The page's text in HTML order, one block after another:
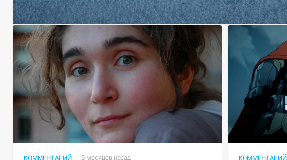
КОММЕНТАРИЙ КОММЕНТАРИЙ